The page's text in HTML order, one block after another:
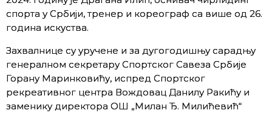
спорта у Србији, тренер и кореограф са више од 26.
година искуства.
Захвалнице су уручене и за дугогодишњу сарадњу
генералном секретару Спортског Савеза Србије
Горану Маринковићу, испред Спортског
рекреативног центра Вождовац Данилу Ракићу и
заменику директора ОШ „Милан Ђ. Милићевић“